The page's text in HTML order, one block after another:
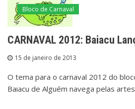
Bloco de Carnaval
CARNAVAL 2012: Baiacu
15 de janeiro de 2013
O tema para o carnaval 2012 do
Baiacu de Alguém navega pelas artes